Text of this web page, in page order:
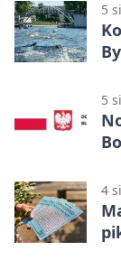
5
5
4